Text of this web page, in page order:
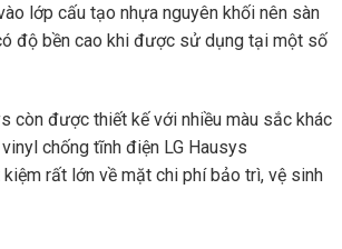
lớp cấu tạo nhựa nguyên khối nên sàn
độ bền cao khi được sử dụng tại một số
còn được thiết kế với nhiều màu sắc khác
chống tĩnh điện LG Hausys
rất lớn về mặt chi phí bảo trì, vệ sinh